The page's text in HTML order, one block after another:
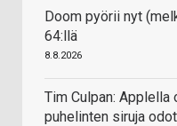
Doom pyörii nyt
64:llä
8.8.2026
Tim Culpan:
puhelinten siruja